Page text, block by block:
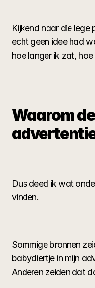
Kijkend naar die lege
echt geen idee had
hoe langer ik zat,
Waarom
Dus deed ik wat
vinden.
Sommige bronnen
babydiertje in mijn
Anderen zeiden dat